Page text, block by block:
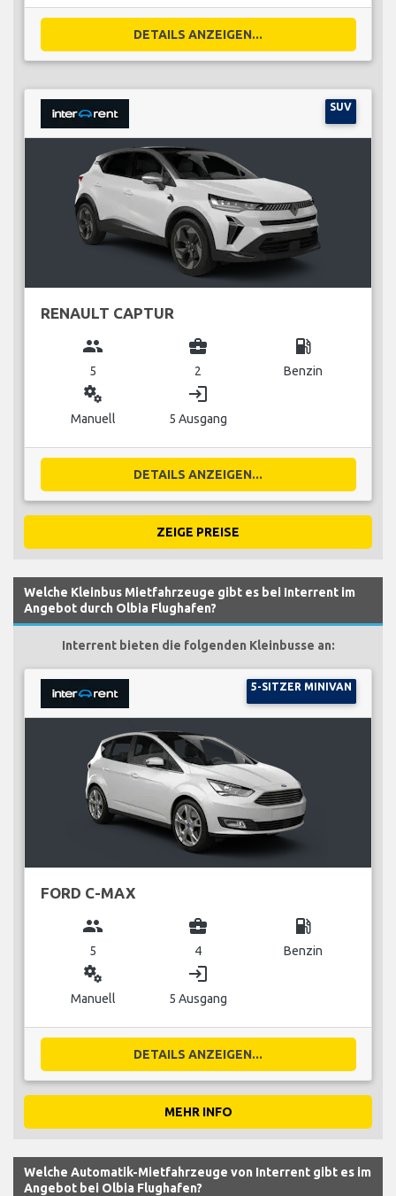
DETAILS ANZEIGEN...
SUV
RENAULT CAPTUR
group
5
business_center
2
local_gas_station
Benzin
miscellaneous_services
Manuell
login
5 Ausgang
DETAILS ANZEIGEN...
ZEIGE PREISE
Welche Kleinbus Mietfahrzeuge gibt es bei Interrent im
Angebot durch Olbia Flughafen?
Interrent bieten die folgenden Kleinbusse an:
5-SITZER MINIVAN
FORD C-MAX
group
5
business_center
4
local_gas_station
Benzin
miscellaneous_services
Manuell
login
5 Ausgang
DETAILS ANZEIGEN...
MEHR INFO
Welche Automatik-Mietfahrzeuge von Interrent gibt es im
Angebot bei Olbia Flughafen?